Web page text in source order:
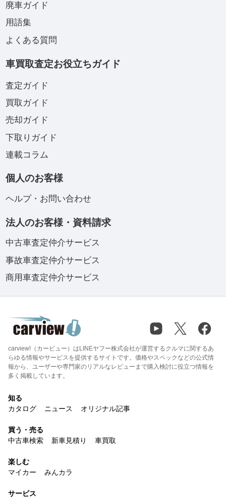
廃車ガイド
用語集
よくある質問
車買取査定お役立ちガイド
査定ガイド
買取ガイド
売却ガイド
下取りガイド
連載コラム
個人のお客様
ヘルプ・お問い合わせ
法人のお客様・資料請求
中古車査定仲介サービス
事故車査定仲介サービス
商用車査定仲介サービス
carview!（カービュー）はLINEヤフー株式会社が運営するクルマに関するあ
らゆる情報やサービスを提供するサイトです。価格やスペックなどの公式情
報から、ユーザーや専門家のリアルなレビューまで購入検討に役立つ情報を
多く掲載しています。
知る
カタログ
ニュース オリジナル記事
買う・売る
中古車検索
新車見積り 車買取
楽しむ
マイカー
みんカラ
サービス